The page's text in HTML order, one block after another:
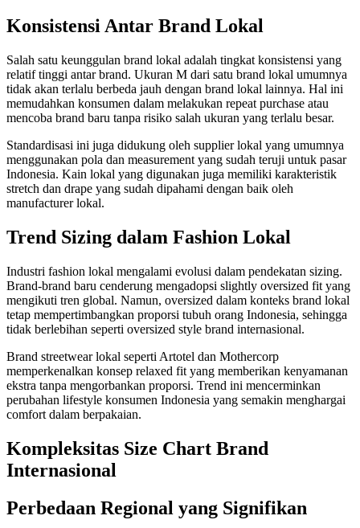
Konsistensi Antar Brand Lokal
Salah satu keunggulan brand lokal adalah tingkat konsistensi yang
relatif tinggi antar brand. Ukuran M dari satu brand lokal umumnya
tidak akan terlalu berbeda jauh dengan brand lokal lainnya. Hal ini
memudahkan konsumen dalam melakukan repeat purchase atau
mencoba brand baru tanpa risiko salah ukuran yang terlalu besar.
Standardisasi ini juga didukung oleh supplier lokal yang umumnya
menggunakan pola dan measurement yang sudah teruji untuk pasar
Indonesia. Kain lokal yang digunakan juga memiliki karakteristik
stretch dan drape yang sudah dipahami dengan baik oleh
manufacturer lokal.
Trend Sizing dalam Fashion Lokal
Industri fashion lokal mengalami evolusi dalam pendekatan sizing.
Brand-brand baru cenderung mengadopsi slightly oversized fit yang
mengikuti tren global. Namun, oversized dalam konteks brand lokal
tetap mempertimbangkan proporsi tubuh orang Indonesia, sehingga
tidak berlebihan seperti oversized style brand internasional.
Brand streetwear lokal seperti Artotel dan Mothercorp
memperkenalkan konsep relaxed fit yang memberikan kenyamanan
ekstra tanpa mengorbankan proporsi. Trend ini mencerminkan
perubahan lifestyle konsumen Indonesia yang semakin menghargai
comfort dalam berpakaian.
Kompleksitas Size Chart Brand
Internasional
Perbedaan Regional yang Signifikan